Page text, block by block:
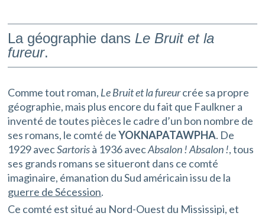
La géographie dans Le Bruit et la
fureur.
Comme tout roman, Le Bruit et la fureurcrée sa propre
géographie, mais plus encore du fait que Faulkner a
inventé de toutes pièces le cadre d’un bon nombre de
ses romans, le comté deYOKNAPATAWPHA. De
1929 avecSartorisà 1936 avecAbsalon ! Absalon !, tous
ses grands romans se situeront dans ce comté
imaginaire, émanation du Sud américain issu de la
guerre de Sécession.
Ce comté est situé au Nord-Ouest du Mississipi, et